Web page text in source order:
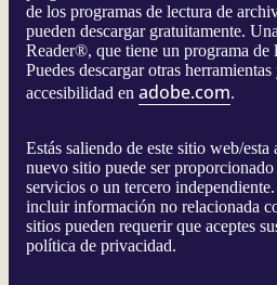
de los programas de lectura de
pueden descargar gratuitamente.
Reader®, que tiene un programa de
Puedes descargar otras
accesibilidad en adobe.com.
Estás saliendo de este sitio web/
nuevo sitio puede ser
servicios o un tercero
incluir información no relacionada
sitios pueden requerir que aceptes
política de privacidad.